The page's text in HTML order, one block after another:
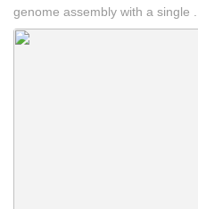
genome assembly with a single ...